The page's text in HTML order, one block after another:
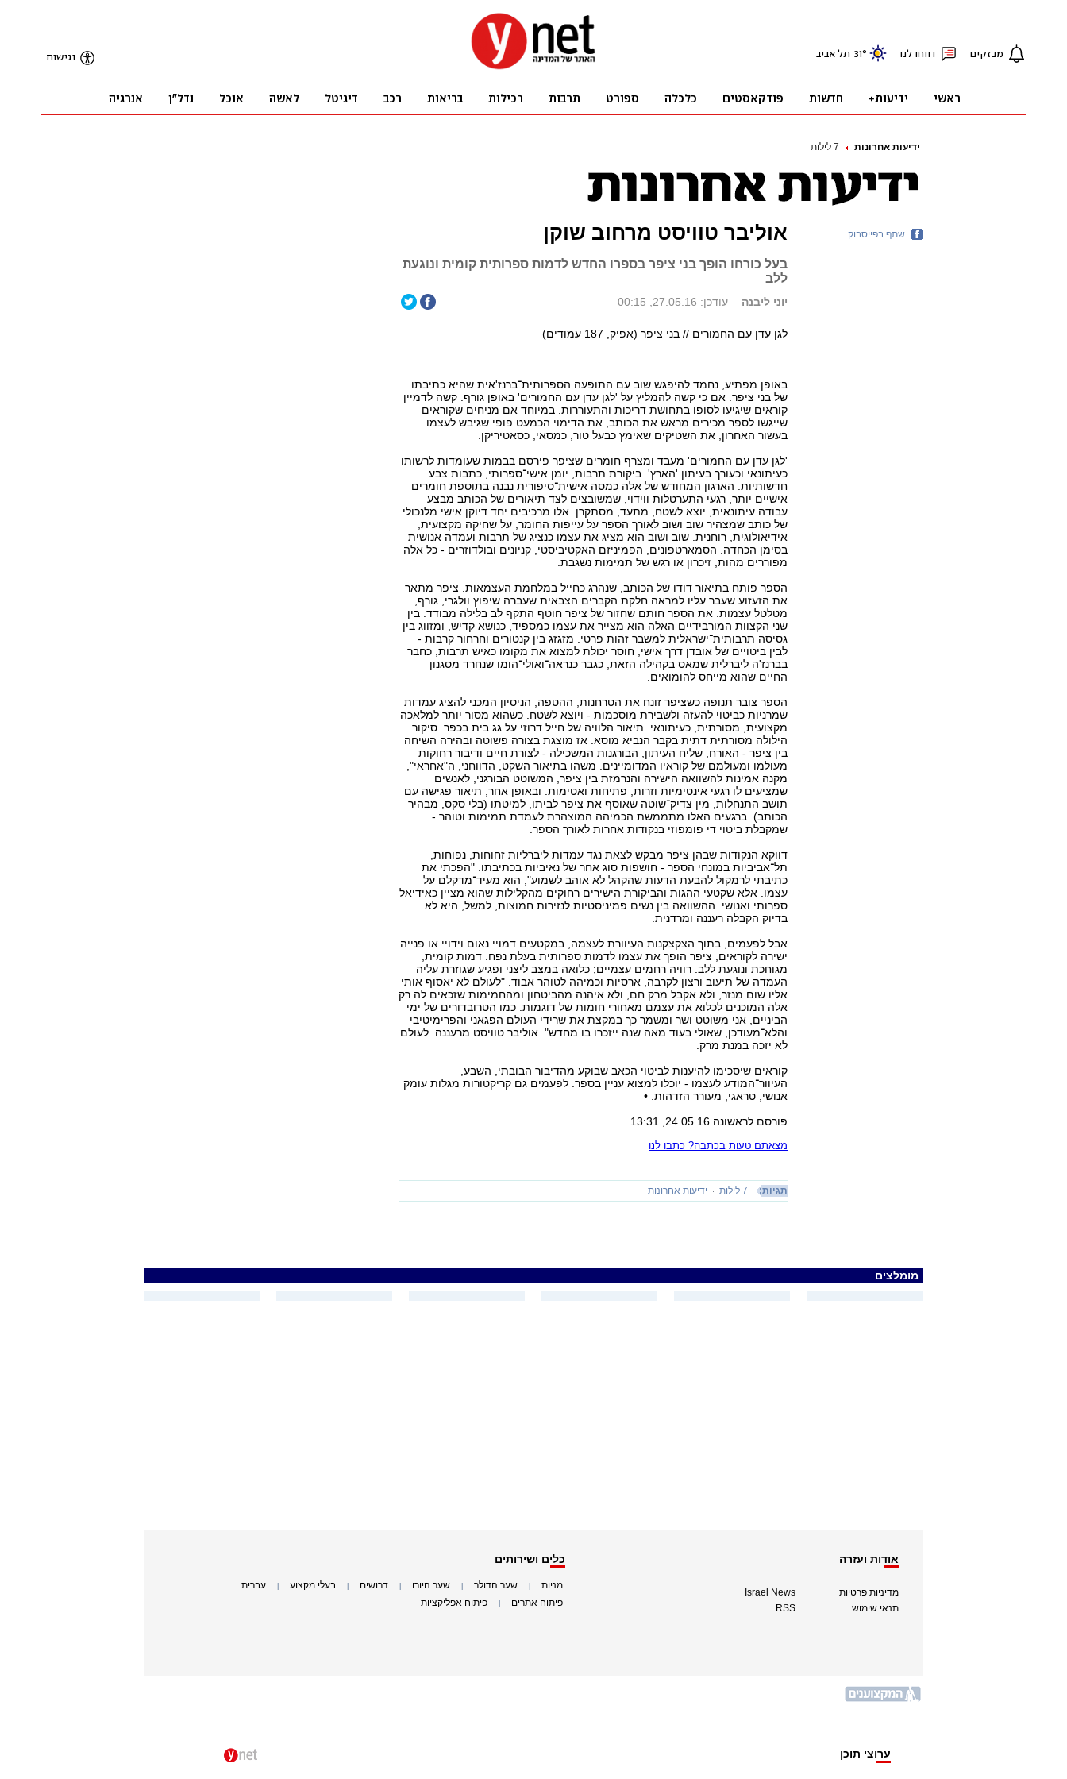
ידיעות אחרונות 7 לילות
אוליבר טוויסט מרחוב שוקן
בעל כורחו הופך בני ציפר בספרו החדש לדמות ספרותית קומית ונוגעת
ללב
יוני ליבנה עודכן: 27.05.16, 00:15
לגן עדן עם החמורים // בני ציפר (אפיק, 187 עמודים)
באופן מפתיע, נחמד להיפגש שוב עם התופעה הספרותית־ברנז'אית שהיא כתיבתו
של בני ציפר. אם כי קשה להמליץ על 'לגן עדן עם החמורים' באופן גורף. קשה לדמיין
קוראים שיגיעו לסופו בתחושת דריכות והתעוררות. במיוחד אם מניחים שקוראים
שייגשו לספר מכירים מראש את הכותב, את הדימוי הכמעט פופי שגיבש לעצמו
בעשור האחרון, את השטיקים שאימץ כבעל טור, כמסאי, כסאטיריקן.
'לגן עדן עם החמורים' מעבד ומצרף חומרים שציפר פירסם בבמות שעומדות לרשותו
כעיתונאי וכעורך בעיתון 'הארץ'. ביקורת תרבות, יומן אישי־ספרותי, כתבות צבע
חדשותיות. הארגון המחודש של אלה כמסה אישית־סיפורית נבנה בתוספת חומרים
אישיים יותר, רגעי התערטלות ווידוי, שמשובצים לצד תיאורים של הכותב מבצע
עבודה עיתונאית, יוצא לשטח, מתעד, מסתקרן. אלו מרכיבים יחד דיוקן אישי מלנכולי
של כותב שמצהיר שוב ושוב לאורך הספר על עייפות החומר; על שחיקה מקצועית,
אידיאולוגית, רוחנית. שוב ושוב הוא מציג את עצמו כנציג של תרבות ועמדה אנושית
בסימן הכחדה. הסמארטפונים, הפמיניזם האקטיביסטי, קניונים ובולדוזרים - כל אלה
מפוררים מהות, זיכרון או רגש של תמימות נשגבת.
הספר פותח בתיאור דודו של הכותב, שנהרג כחייל במלחמת העצמאות. ציפר מתאר
את הזעזוע שעבר עליו למראה חלקת הקברים הצבאית שעברה שיפוץ וולגרי, גורף,
מטלטל עצמות. את הספר חותם שחזור של ציפר חוטף התקף לב בלילה מבודד. בין
שני הקצוות המורבידיים האלה הוא מצייר את עצמו כמספיד, כנושא קדיש, ומזווג בין
גסיסה תרבותית־ישראלית למשבר זהות פרטי. מזגזג בין קנטורים וחרחור קרבות -
לבין ביטויים של אובדן דרך אישי, חוסר יכולת למצוא את מקומו כאיש תרבות, כחבר
בברנז'ה ליברלית שמאס בקהילה הזאת, כגבר כנראה־ואולי־הומו שנחרד מסגנון
החיים שהוא מייחס להומואים.
הספר צובר תנופה כשציפר זונח את הטרחנות, ההטפה, הניסיון המכני להציג עמדות
שמרניות כביטוי להעזה ולשבירת מוסכמות - ויוצא לשטח. כשהוא מסור יותר למלאכה
מקצועית, מסורתית, כעיתונאי. תיאור הלוויה של חייל דרוזי על גג בית בכפר. סיקור
הילולה מסורתית דתית בקבר הנביא מוסא. אז מוצגת בצורה פשוטה ובהירה השיחה
בין ציפר - האורח, שליח העיתון, הבורגנות המשכילה - לצורת חיים ודיבור רחוקות
מעולמו ומעולמם של קוראיו המדומיינים. משהו בתיאור השקט, הדווחני, ה"אחראי",
מקנה אמינות להשוואה הישירה והנרמזת בין ציפר, המשוטט הבורגני, לאנשים
שמציעים לו רגעי אינטימיות וזרות, פתיחות ואטימות. ובאופן אחר, תיאור פגישה עם
תושב התנחלות, מין צדיק־שוטה שאוסף את ציפר לביתו, למיטתו (בלי סקס, מבהיר
הכותב). ברגעים האלו מתממשת הכמיהה המוצהרת לעמדת תמימות וטוהר -
שמקבלת ביטוי די פומפוזי בנקודות אחרות לאורך הספר.
דווקא הנקודות שבהן ציפר מבקש לצאת נגד עמדות ליברליות זחוחות, נפוחות,
תל־אביביות במונחי הספר - חושפות סוג אחר של נאיביות בכתיבתו. "הפכתי את
כתיבתי לרמקול להבעת הדעות שהקהל לא אוהב לשמוע", הוא מעיד־מדקלם על
עצמו. אלא שקטעי ההגות והביקורת הישירים רחוקים מהקלילות שהוא מציין כאידיאל
ספרותי ואנושי. ההשוואה בין נשים פמיניסטיות לנזירות חמוצות, למשל, היא לא
בדיוק הקבלה רעננה ומרדנית.
אבל לפעמים, בתוך הצקצקנות העיוורת לעצמה, במקטעים דמויי נאום וידויי או פנייה
ישירה לקוראים, ציפר הופך את עצמו לדמות ספרותית בעלת נפח. דמות קומית,
מגוחכת ונוגעת ללב. רוויה רחמים עצמיים; כלואה במצב ליצני ופגיע שגוזרת עליה
העמדה של תיעוב ורצון לקרבה, ארסיות וכמיהה לטוהר אבוד. "לעולם לא יאסוף אותי
אליו שום מנזר, ולא אקבל מרק חם, ולא איהנה מהביטחון ומהחמימות שזכאים לה רק
אלה המוכנים לכלוא את עצמם מאחורי חומות של דוגמות. כמו הטרובדורים של ימי
הביניים, אני משוטט ושר ומשמר כך במקצת את שרידי העולם הפגאני והפרימיטיבי
והלא־מעודכן, שאולי בעוד מאה שנה ייזכרו בו מחדש". אוליבר טוויסט מרעננה. לעולם
לא יזכה במנת מרק.
קוראים שיסכימו להיענות לביטוי הכאב שבוקע מהדיבור הבובתי, השבע,
העיוור־המודע לעצמו - יוכלו למצוא עניין בספר. לפעמים גם קריקטורות מגלות עומק
אנושי, טראגי, מעורר הזדהות. •
פורסם לראשונה 24.05.16, 13:31
מצאתם טעות בכתבה? כתבו לנו
תגיות: 7 לילות ידיעות אחרונות
שתף בפייסבוק
מומלצים
אודות ועזרה
מדיניות פרטיות
תנאי שימוש
Israel News
RSS
כלים ושירותים
מניות שער הדולר שער היורו דרושים בעלי מקצוע עברית
פיתוח אתרים פיתוח אפליקציות
ערוצי תוכן